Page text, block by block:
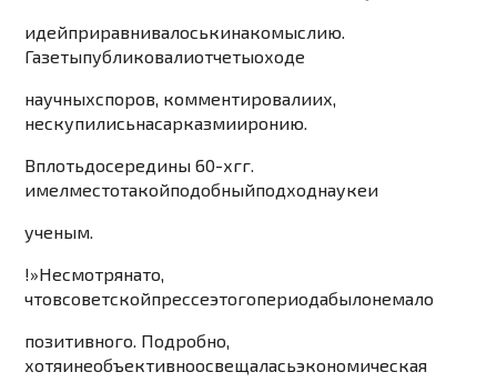
идейприравнивалоськинакомыслию.
Газетыпубликовалиотчетыоходе
научныхспоров, комментировалиих,
нескупилисьнасарказмииронию.
Вплотьдосередины 60-хгг.
имелместотакойподобныйподходнаукеи
ученым.
!»Несмотрянато,
чтовсоветскойпрессеэтогопериодабылонемало
позитивного. Подробно,
хотяинеобъективноосвещаласьэкономическая